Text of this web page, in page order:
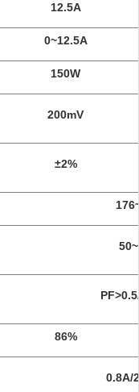
12.5A
0~12.5A
150W
200mV
±2%
86%
0.8A/